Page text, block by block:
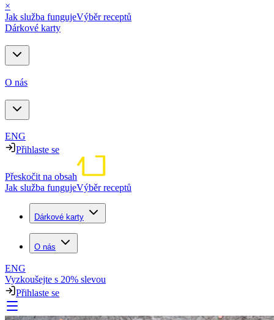
×
Jak služba fungujeVýběr receptů
Dárkové karty
O nás
ENG
Přihlaste se
Přeskočit na obsah
Jak služba fungujeVýběr receptů
Dárkové karty
O nás
ENG
Vyzkoušejte s 20% slevou
Přihlaste se